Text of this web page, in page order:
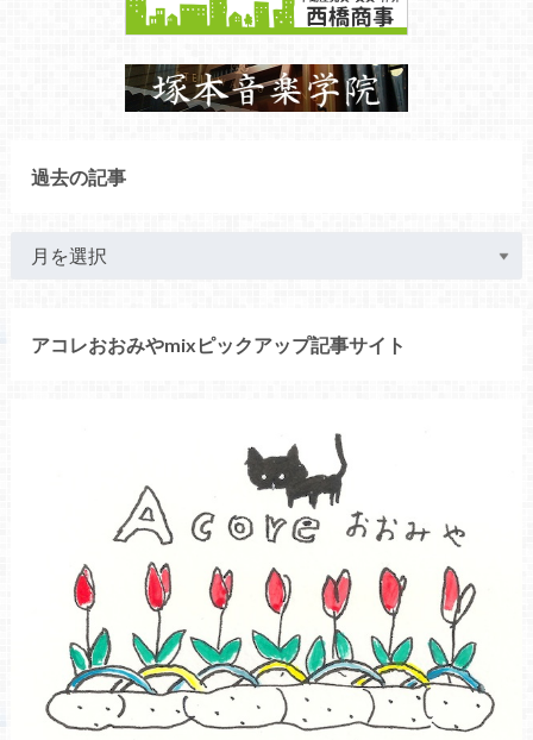
過去の記事
アコレおおみやmixピックアップ記事サイト